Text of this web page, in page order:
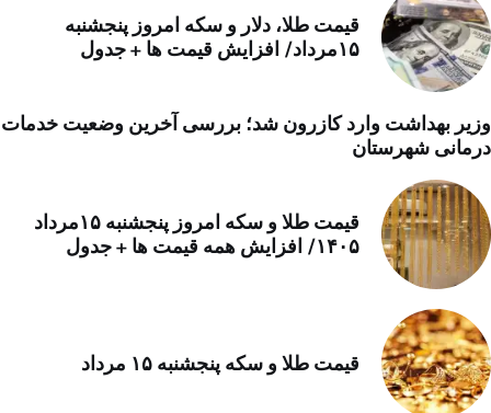
قیمت طلا، دلار و سکه امروز پنجشنبه
۱۵مرداد/ افزایش قیمت ها + جدول
وزیر بهداشت وارد کازرون شد؛ بررسی آخرین وضعیت خدمات
درمانی شهرستان
قیمت طلا و سکه امروز پنجشنبه ۱۵مرداد
۱۴۰۵/ افزایش همه قیمت ها + جدول
قیمت طلا و سکه پنجشنبه ۱۵ مرداد